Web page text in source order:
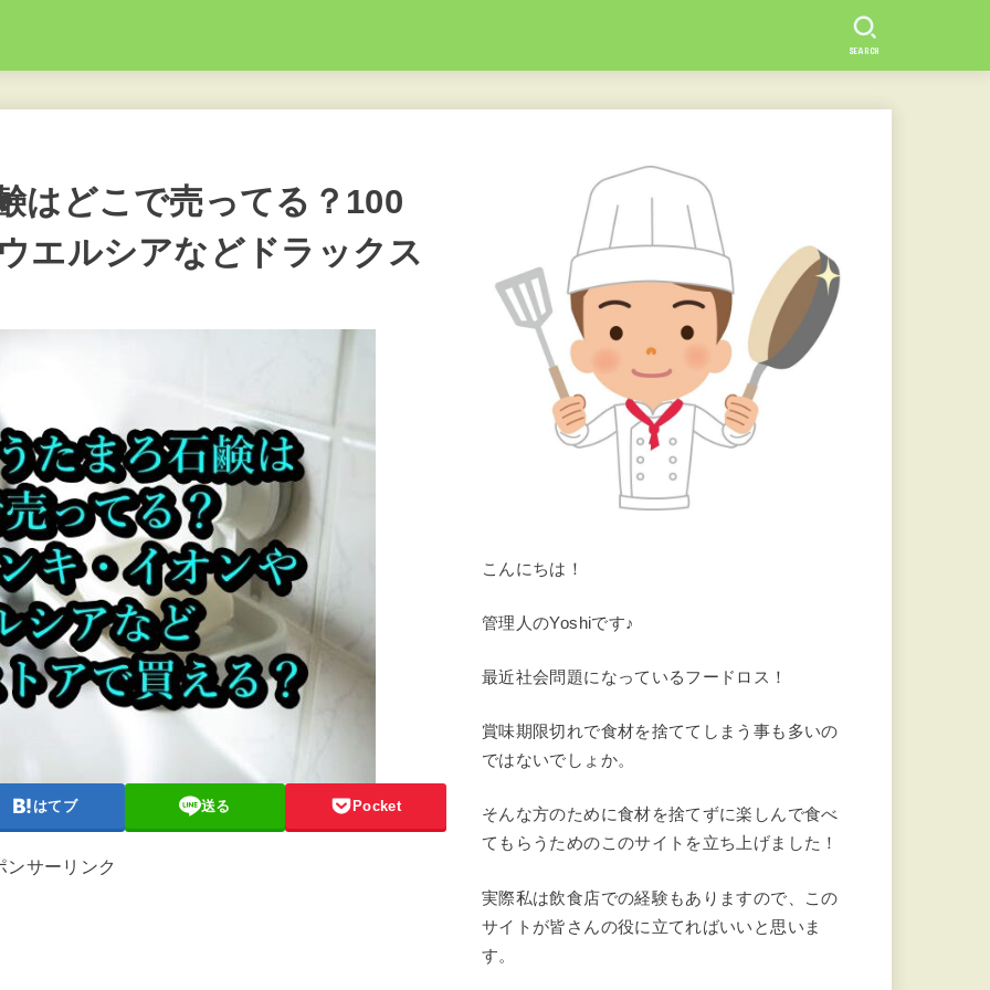
SEARCH
はどこで売ってる？100
エルシアなどドラックス
はてブ 送る Pocket
ンサーリンク
こんにちは！
管理人のYoshiです♪
最近社会問題になっているフードロス！
賞味期限切れで食材を捨ててしまう事も多いの
ではないでしょか。
そんな方のために食材を捨てずに楽しんで食べ
てもらうためのこのサイトを立ち上げました！
実際私は飲食店での経験もありますので、この
サイトが皆さんの役に立てればいいと思いま
す。